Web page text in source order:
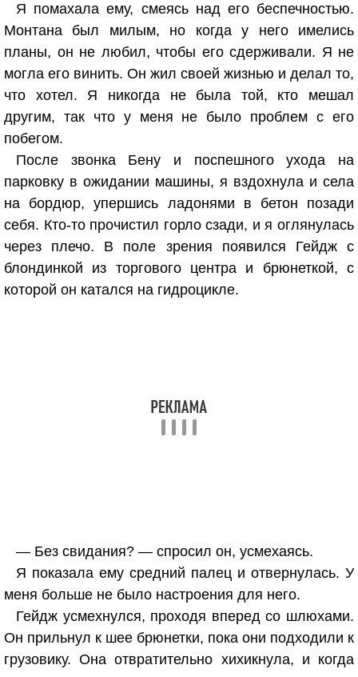
Я помахала ему, смеясь над его беспечностью.
Монтана был милым, но когда у него имелись
планы, он не любил, чтобы его сдерживали. Я не
могла его винить. Он жил своей жизнью и делал то,
что хотел. Я никогда не была той, кто мешал
другим, так что у меня не было проблем с его
побегом.
После звонка Бену и поспешного ухода на
парковку в ожидании машины, я вздохнула и села
на бордюр, упершись ладонями в бетон позади
себя. Кто-то прочистил горло сзади, и я оглянулась
через плечо. В поле зрения появился Гейдж с
блондинкой из торгового центра и брюнеткой, с
которой он катался на гидроцикле.
— Без свидания? — спросил он, усмехаясь.
Я показала ему средний палец и отвернулась. У
меня больше не было настроения для него.
Гейдж усмехнулся, проходя вперед со шлюхами.
Он прильнул к шее брюнетки, пока они подходили к
грузовику. Она отвратительно хихикнула, и когда